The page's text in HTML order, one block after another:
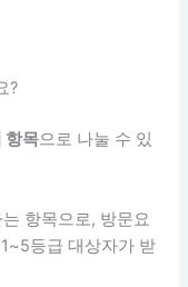
?
항목으로 나눌 수 있
항목으로, 방문요
등급 대상자가 받